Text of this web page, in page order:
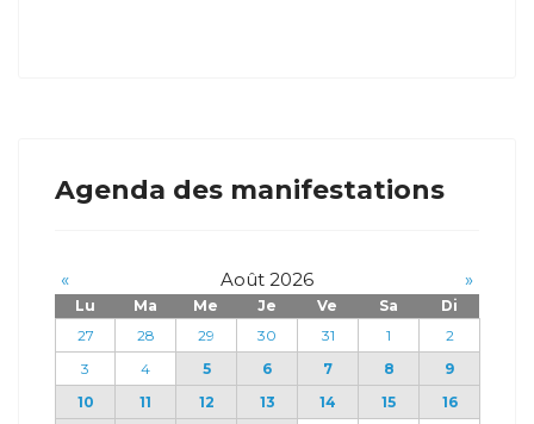
Agenda des manifestations
« Août 2026 »
Lu Ma Me Je Ve Sa
Di
27
28 29 30 31 1
2
3
4 5 6 7 8
9
10
11 12 13 14 15
16